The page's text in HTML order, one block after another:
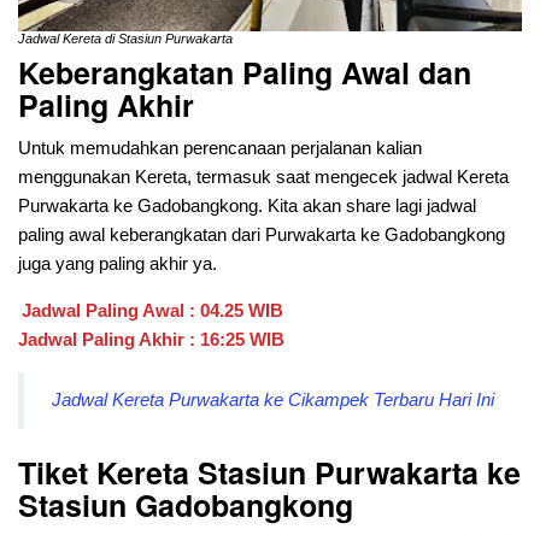
Jadwal Kereta di Stasiun Purwakarta
Keberangkatan Paling Awal dan
Paling Akhir
Untuk memudahkan perencanaan perjalanan kalian
menggunakan Kereta, termasuk saat mengecek jadwal Kereta
Purwakarta ke Gadobangkong. Kita akan share lagi jadwal
paling awal keberangkatan dari Purwakarta ke Gadobangkong
juga yang paling akhir ya.
Jadwal Paling Awal : 04.25 WIB
Jadwal Paling Akhir : 16:25 WIB
Jadwal Kereta Purwakarta ke Cikampek Terbaru Hari Ini
Tiket Kereta Stasiun Purwakarta ke
Stasiun Gadobangkong